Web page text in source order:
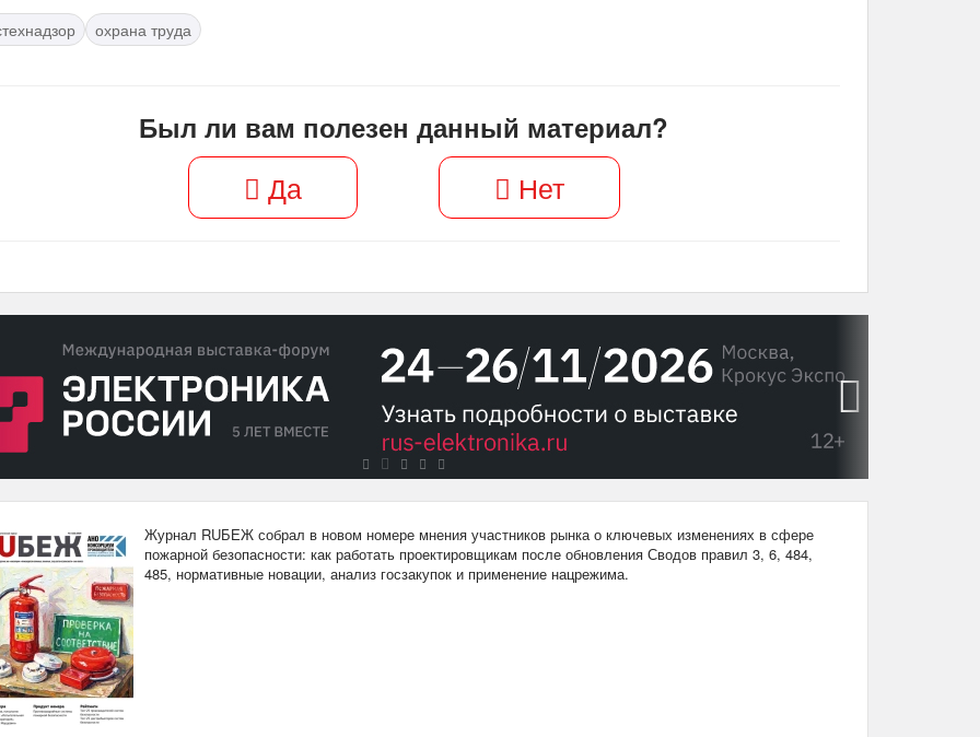
охрана труда
Был ли вам полезен данный материал?
Да Нет
Журнал RUБЕЖ собрал в новом номере мнения участников рынка о ключевых изменениях в сфере
пожарной безопасности: как работать проектировщикам после обновления Сводов правил 3, 6, 484,
485, нормативные новации, анализ госзакупок и применение нацрежима.